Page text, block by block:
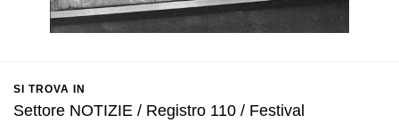
SI TROVA IN
Settore NOTIZIE / Registro 110 / Festival